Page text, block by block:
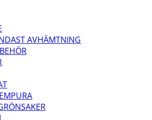
AVHÄMTNING